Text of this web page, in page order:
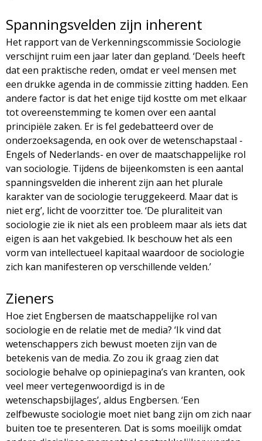
Spanningsvelden zijn inherent
Het rapport van de Verkenningscommissie Sociologie
verschijnt ruim een jaar later dan gepland. ‘Deels heeft
dat een praktische reden, omdat er veel mensen met
een drukke agenda in de commissie zitting hadden. Een
andere factor is dat het enige tijd kostte om met elkaar
tot overeenstemming te komen over een aantal
principiële zaken. Er is fel gedebatteerd over de
onderzoeksagenda, en ook over de wetenschapstaal -
Engels of Nederlands- en over de maatschappelijke rol
van sociologie. Tijdens de bijeenkomsten is een aantal
spanningsvelden die inherent zijn aan het plurale
karakter van de sociologie teruggekeerd. Maar dat is
niet erg’, licht de voorzitter toe. ‘De pluraliteit van
sociologie zie ik niet als een probleem maar als iets dat
eigen is aan het vakgebied. Ik beschouw het als een
vorm van intellectueel kapitaal waardoor de sociologie
zich kan manifesteren op verschillende velden.’
Zieners
Hoe ziet Engbersen de maatschappelijke rol van
sociologie en de relatie met de media? ‘Ik vind dat
wetenschappers zich bewust moeten zijn van de
betekenis van de media. Zo zou ik graag zien dat
sociologie behalve op opiniepagina’s van kranten, ook
veel meer vertegenwoordigd is in de
wetenschapsbijlages’, aldus Engbersen. ‘Een
zelfbewuste sociologie moet niet bang zijn om zich naar
buiten toe te presenteren. Dat is soms moeilijk omdat